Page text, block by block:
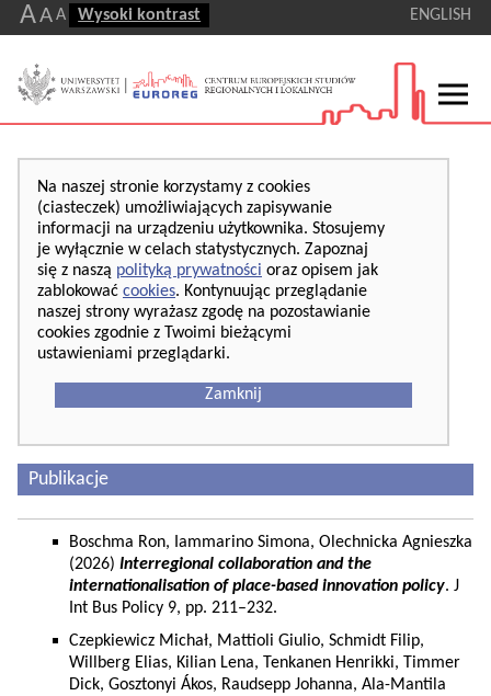
AA A Wysoki kontrast ENGLISH
Na naszej stronie korzystamy z cookies
(ciasteczek) umożliwiających zapisywanie
informacji na urządzeniu użytkownika. Stosujemy
je wyłącznie w celach statystycznych. Zapoznaj
się z naszą polityką prywatności oraz opisem jak
zablokować cookies. Kontynuując przeglądanie
naszej strony wyrażasz zgodę na pozostawianie
cookies zgodnie z Twoimi bieżącymi
ustawieniami przeglądarki.
Zamknij
Publikacje
Boschma Ron, Iammarino Simona, Olechnicka Agnieszka
(2026) Interregional collaboration and the
internationalisation of place-based innovation policy. J
Int Bus Policy 9, pp. 211–232.
Czepkiewicz Michał, Mattioli Giulio, Schmidt Filip,
Willberg Elias, Kilian Lena, Tenkanen Henrikki, Timmer
Dick, Gosztonyi Ákos, Raudsepp Johanna, Ala-Mantila